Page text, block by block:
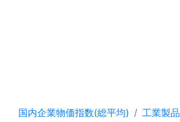
国内企業物価指数(総平均) 工業製品